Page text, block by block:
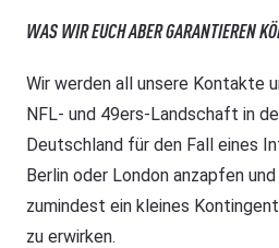
WAS WIR EUCH ABER GARANTIEREN
Wir werden all unsere Kontakte
NFL- und 49ers-Landschaft in
Deutschland für den Fall eines
Berlin oder London anzapfen
zumindest ein kleines
zu erwirken.